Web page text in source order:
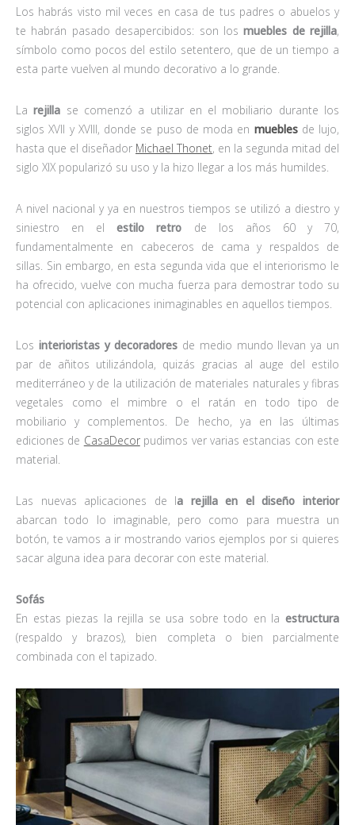
Los habrás visto mil veces en casa de tus padres o abuelos y
te habrán pasado desapercibidos: son losmuebles de rejilla,
símbolo como pocos del estilo setentero, que de un tiempo a
esta parte vuelven al mundo decorativo a lo grande.
Larejilla se comenzó a utilizar en el mobiliario durante los
siglos XVII y XVIII, donde se puso de moda en mueblesde lujo,
hasta que el diseñador Michael Thonet, en la segunda mitad del
siglo XIX popularizó su uso y la hizo llegar a los más humildes.
A nivel nacional y ya en nuestros tiempos se utilizó a diestro y
siniestro en elestilo retro de los años 60 y 70,
fundamentalmente en cabeceros de cama y respaldos de
sillas. Sin embargo, en esta segunda vida que el interiorismo le
ha ofrecido, vuelve con mucha fuerza para demostrar todo su
potencial con aplicaciones inimaginables en aquellos tiempos.
Los interioristas y decoradores de medio mundo llevan ya un
par de añitos utilizándola, quizás gracias al auge del estilo
mediterráneo y de la utilización de materiales naturales y fibras
vegetales como el mimbre o el ratán en todo tipo de
mobiliario y complementos. De hecho, ya en las últimas
ediciones de CasaDecorpudimos ver varias estancias con este
material.
Las nuevas aplicaciones de la rejilla en el diseño interior
abarcan todo lo imaginable, pero como para muestra un
botón, te vamos a ir mostrando varios ejemplos por si quieres
sacar alguna idea para decorar con este material.
Sofás
En estas piezas la rejilla se usa sobre todo en la estructura
(respaldo y brazos), bien completa o bien parcialmente
combinada con el tapizado.